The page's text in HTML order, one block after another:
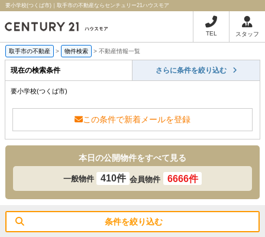
要小学校(つくば市)｜取手市の不動産ならセンチュリー21ハウスモア
TEL スタッフ
取手市の不動産 > 物件検索 > 不動産情報一覧
現在の検索条件 さらに条件を絞り込む
要小学校(つくば市)
この条件で新着メールを登録
本日の公開物件をすべて見る
一般物件 410件 会員物件 6666件
条件を絞り込む